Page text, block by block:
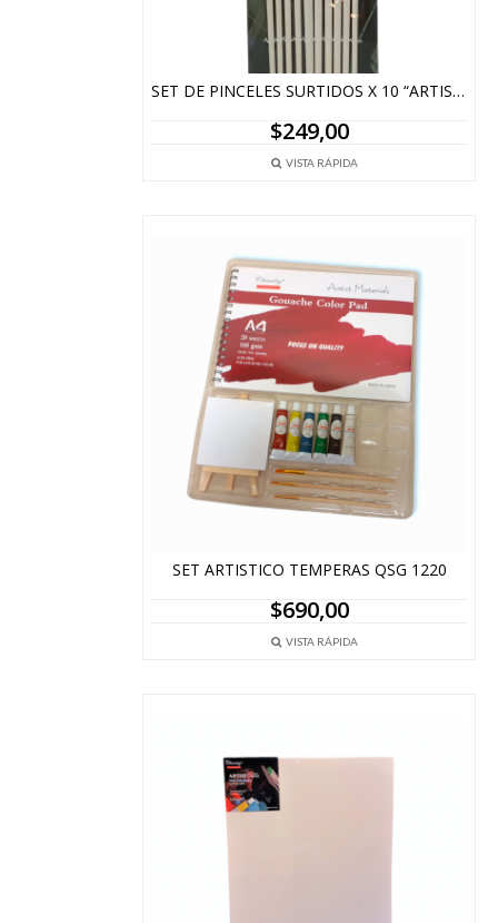
SET DE PINCELES SURTIDOS X 10 “ARTIST BRUSH” MANGO BLANCO
$249,00
VISTA RÁPIDA
SET ARTISTICO TEMPERAS QSG 1220
$690,00
VISTA RÁPIDA